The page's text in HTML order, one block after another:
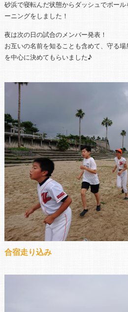
砂浜で寝転んだ状態からダッシュでボー
ーニングをしました！
夜は次の日の試合のメンバー発表！
お互いの名前を知ることも含めて、守る
を中心に決めてもらいました♪
合宿走り込み